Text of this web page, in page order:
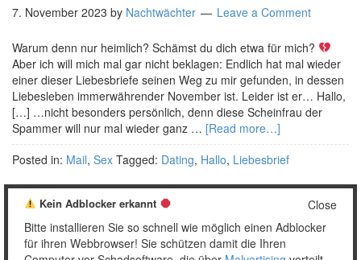
7. November 2023 by Nachtwächter Leave a Comment
Warum denn nur heimlich? Schämst du dich etwa für mich?
Aber ich will mich mal gar nicht beklagen: Endlich hat mal wieder
einer dieser Liebesbriefe seinen Weg zu mir gefunden, in dessen
Liebesleben immerwährender November ist. Leider ist er… Hallo,
[…] …nicht besonders persönlich, denn diese Scheinfrau der
Spammer will nur mal wieder ganz … [Read more…]
Posted in: Mail, Sex Tagged: Dating, Hallo, Liebesbrief
1 2 … 29 Weiter »
Close
Kein Adblocker erkannt
Bitte installieren Sie so schnell wie möglich einen Adblocker
für ihren Webbrowser! Sie schützen damit die Ihren